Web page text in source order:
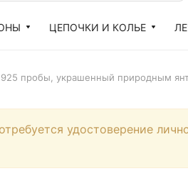
ЦЕПОЧКИ И КОЛЬЕ
925 пробы, украшенный природным
удостоверение